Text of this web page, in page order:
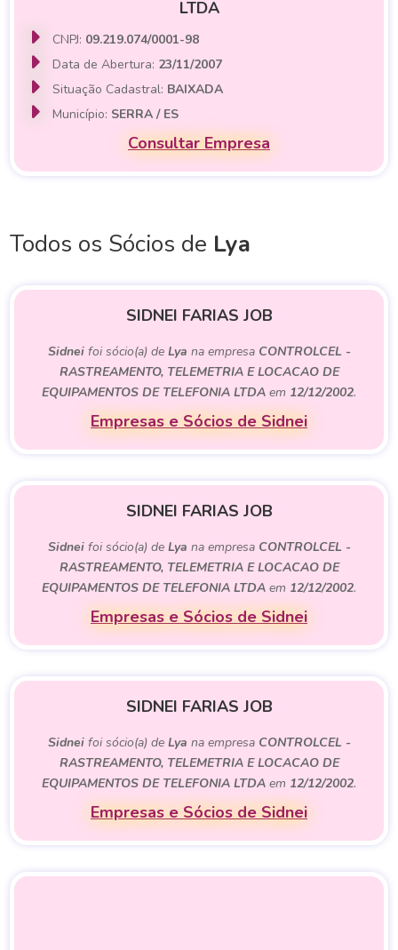
LTDA
CNPJ: 09.219.074/0001-98
Data de Abertura: 23/11/2007
Situação Cadastral: BAIXADA
Município: SERRA / ES
Consultar Empresa
Todos os Sócios de Lya
SIDNEI FARIAS JOB
Sidneifoi sócio(a) de Lya na empresa CONTROLCEL -
RASTREAMENTO, TELEMETRIA E LOCACAO DE
EQUIPAMENTOS DE TELEFONIA LTDA em 12/12/2002.
Empresas e Sócios de Sidnei
SIDNEI FARIAS JOB
Sidneifoi sócio(a) de Lya na empresa CONTROLCEL -
RASTREAMENTO, TELEMETRIA E LOCACAO DE
EQUIPAMENTOS DE TELEFONIA LTDA em 12/12/2002.
Empresas e Sócios de Sidnei
SIDNEI FARIAS JOB
Sidneifoi sócio(a) de Lya na empresa CONTROLCEL -
RASTREAMENTO, TELEMETRIA E LOCACAO DE
EQUIPAMENTOS DE TELEFONIA LTDA em 12/12/2002.
Empresas e Sócios de Sidnei